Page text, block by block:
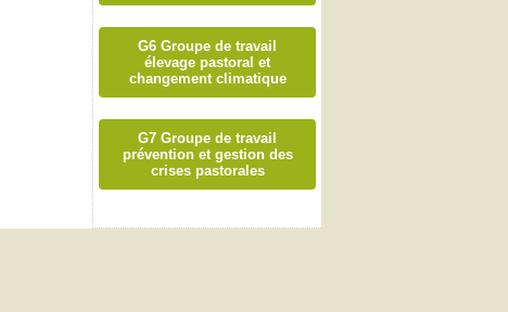
G6 Groupe de travail
élevage pastoral et
changement climatique
G7 Groupe de travail
prévention et gestion des
crises pastorales